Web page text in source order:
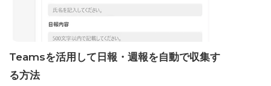
Teamsを活用して日報・週報を自動で収集す
る方法